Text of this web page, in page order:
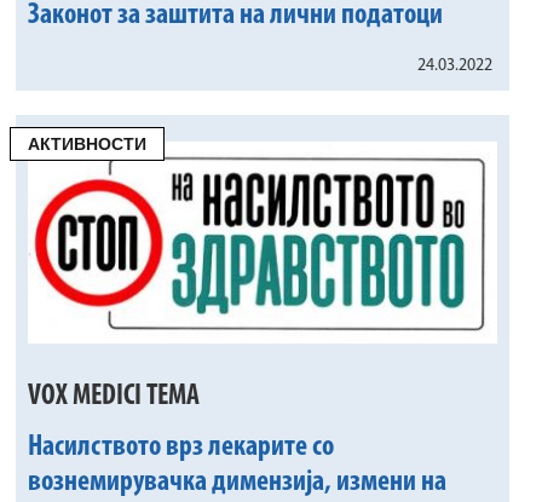
Законот за заштита на лични податоци
24.03.2022
АКТИВНОСТИ
VOX MEDICI TEMA
Насилството врз лекарите со
вознемирувачка димензија, измени на